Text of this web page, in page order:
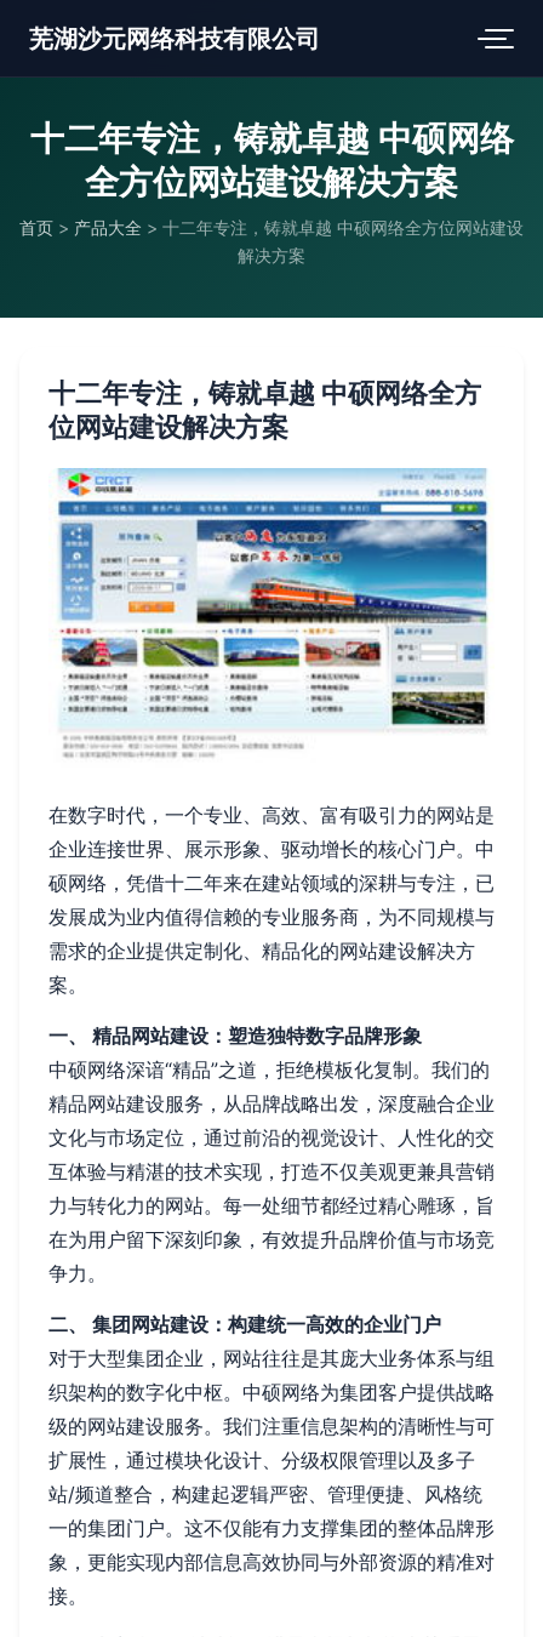
芜湖沙元网络科技有限公司
十二年专注，铸就卓越 中硕网络
全方位网站建设解决方案
首页 > 产品大全 > 十二年专注，铸就卓越 中硕网络全方位网站建设
解决方案
十二年专注，铸就卓越 中硕网络全方
位网站建设解决方案
在数字时代，一个专业、高效、富有吸引力的网站是
企业连接世界、展示形象、驱动增长的核心门户。中
硕网络，凭借十二年来在建站领域的深耕与专注，已
发展成为业内值得信赖的专业服务商，为不同规模与
需求的企业提供定制化、精品化的网站建设解决方
案。
一、 精品网站建设：塑造独特数字品牌形象
中硕网络深谙“精品”之道，拒绝模板化复制。我们的
精品网站建设服务，从品牌战略出发，深度融合企业
文化与市场定位，通过前沿的视觉设计、人性化的交
互体验与精湛的技术实现，打造不仅美观更兼具营销
力与转化力的网站。每一处细节都经过精心雕琢，旨
在为用户留下深刻印象，有效提升品牌价值与市场竞
争力。
二、 集团网站建设：构建统一高效的企业门户
对于大型集团企业，网站往往是其庞大业务体系与组
织架构的数字化中枢。中硕网络为集团客户提供战略
级的网站建设服务。我们注重信息架构的清晰性与可
扩展性，通过模块化设计、分级权限管理以及多子
站/频道整合，构建起逻辑严密、管理便捷、风格统
一的集团门户。这不仅能有力支撑集团的整体品牌形
象，更能实现内部信息高效协同与外部资源的精准对
接。